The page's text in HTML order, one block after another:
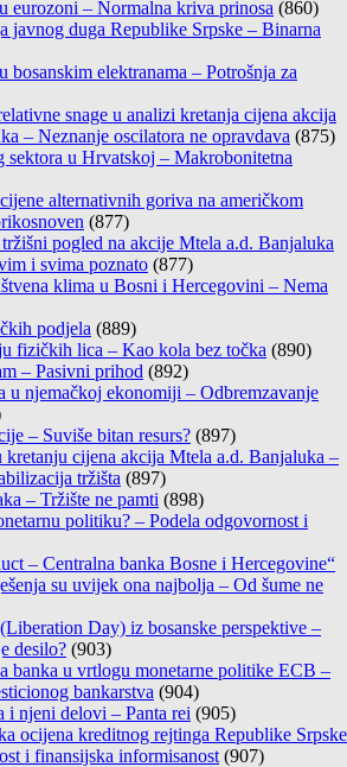
eurozoni – Normalna kriva prinosa (860)
javnog duga Republike Srpske – Binarna
bosanskim elektranama – Potrošnja za
snage u analizi kretanja cijena akcija
– Neznanje oscilatora ne opravdava (875)
sektora u Hrvatskoj – Makrobonitetna
alternativnih goriva na američkom
(877)
pogled na akcije Mtela a.d. Banjaluka
i svima poznato (877)
klima u Bosni i Hercegovini – Nema
podjela (889)
fizičkih lica – Kao kola bez točka (890)
– Pasivni prihod (892)
u njemačkoj ekonomiji – Odbremzavanje
– Suviše bitan resurs? (897)
cijena akcija Mtela a.d. Banjaluka –
tržišta (897)
– Tržište ne pamti (898)
politiku? – Podela odgovornost i
– Centralna banka Bosne i Hercegovine“
su uvijek ona najbolja – Od šume ne
Day) iz bosanske perspektive –
desilo? (903)
banka u vrtlogu monetarne politike ECB –
bankarstva (904)
i njeni delovi – Panta rei (905)
ocijena kreditnog rejtinga Republike Srpske
i finansijska informisanost (907)